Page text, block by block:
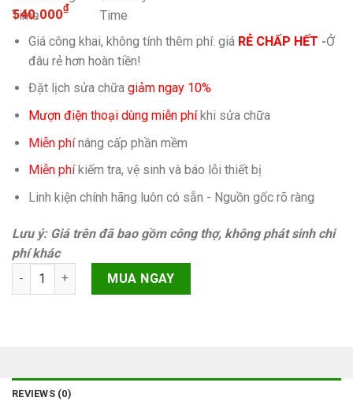
540.000₫
Giá công khai, không tính thêm phí: giá RẺ CHẤP HẾT -Ở
đâu rẻ hơn hoàn tiền!
Đặt lịch sửa chữa giảm ngay 10%
Mượn điện thoại dùng miễn phíkhi sửa chữa
Miễn phínâng cấp phần mềm
Miễn phíkiếm tra, vệ sinh và báo lỗi thiết bị
Linh kiện chính hãng luôn có sẵn - Nguồn gốc rõ ràng
Lưu ý: Giá trên đã bao gồm công thợ, không phát sinh chi
phí khác
Camera sau Samsung Galaxy A80 A805F quantity
MUA NGAY
REVIEWS (0)